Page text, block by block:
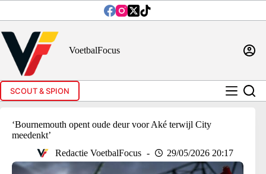
inhoud
VoetbalFocus
SCOUT & SPION
‘Bournemouth opent oude deur voor Aké terwijl City
meedenkt’
Redactie VoetbalFocus
29/05/2026 20:17